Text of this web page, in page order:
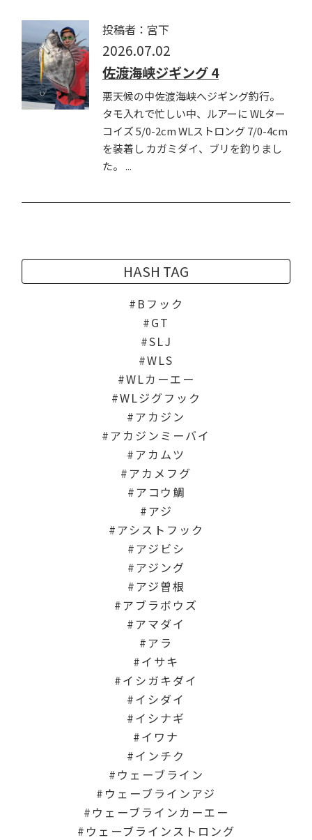
投稿者：宮下
2026.07.02
佐渡海峡ジギング 4
悪天候の中佐渡海峡へジギング釣行。
タモ入れで忙しい中、ルアーに WLター
コイズ 5/0-2cm WLストロング 7/0-4cm
を装着し カガミダイ、ブリを釣りまし
た。 ...
HASH TAG
Bフック
GT
SLJ
WLS
WLカーエー
WLジグフック
アカジン
アカジンミーバイ
アカムツ
アカメフグ
アコウ鯛
アジ
アシストフック
アジビシ
アジング
アジ曽根
アブラボウズ
アマダイ
アラ
イサキ
イシガキダイ
イシダイ
イシナギ
イワナ
インチク
ウェーブライン
ウェーブラインアジ
ウェーブラインカーエー
ウェーブラインストロング